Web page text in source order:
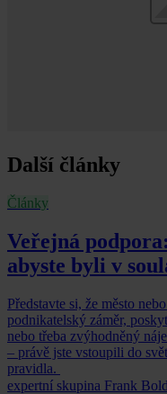
Další články
Články
Veřejná
abyste byli v
Představte si, že město
podnikatelský záměr,
nebo třeba zvýhodněný
– právě jste vstoupili do
pravidla.
expertní skupina Frank Bold